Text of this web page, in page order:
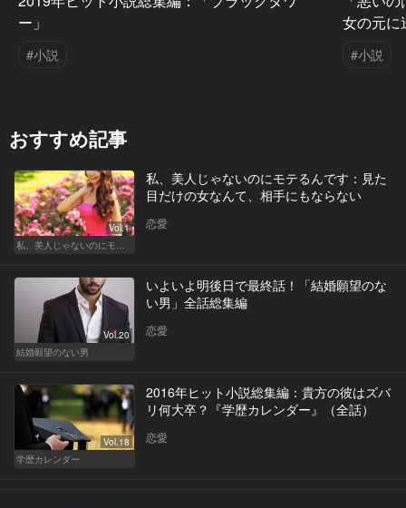
ー」
#小説
女の元に
#小説
おすすめ記事
Vol.1
私、美人じゃないのにモテるんです。
私、美人じゃないのにモテるんです：見た
目だけの女なんて、相手にもならない
恋愛
Vol.20
結婚願望のない男
いよいよ明後日で最終話！「結婚願望のな
い男」全話総集編
恋愛
Vol.18
学歴カレンダー
2016年ヒット小説総集編：貴方の彼はズバ
リ何大卒？『学歴カレンダー』（全話）
恋愛